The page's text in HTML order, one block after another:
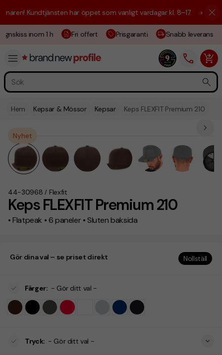
Kundtjänsten har öppet som vanligt vardagar kl. 8–17. ☀️ Vi är här
inom 1 h Fri offert Prisgaranti Snabb leverans
Hem Kepsar & Mössor Kepsar Keps FLEXFIT Premium 210
Keps FLEXFIT Premium 210
• Flatpeak • 6 paneler • Sluten baksida
44-30968 / Flexfit
Nyhet
Gör dina val – se priset direkt Nollställ
Färger: - Gör ditt val -
Tryck: - Gör ditt val -